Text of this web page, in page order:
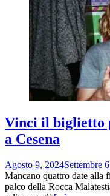
Vinci il biglietto
a Cesena
Agosto 9, 2024Settembre
Mancano quattro date alla
palco della Rocca